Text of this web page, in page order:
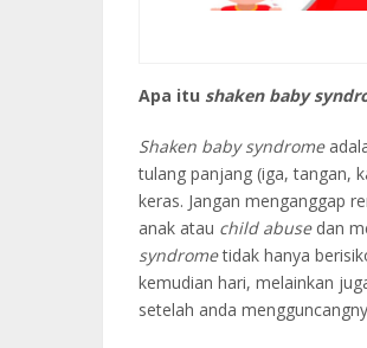
Apa itu shaken baby
Shaken baby syndrome
tulang panjang (iga, tangan,
keras. Jangan menganggap
anak atau child abusedan
syndrometidak hanya
kemudian hari, melainkan
setelah anda